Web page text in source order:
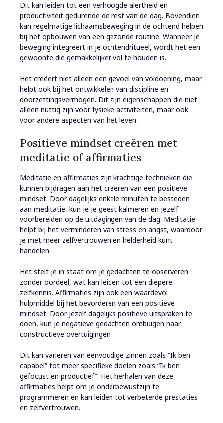
Dit kan leiden tot een verhoogde alertheid en
productiviteit gedurende de rest van de dag. Bovendien
kan regelmatige lichaamsbeweging in de ochtend helpen
bij het opbouwen van een gezonde routine. Wanneer je
beweging integreert in je ochtendritueel, wordt het een
gewoonte die gemakkelijker vol te houden is.
Het creëert niet alleen een gevoel van voldoening, maar
helpt ook bij het ontwikkelen van discipline en
doorzettingsvermogen. Dit zijn eigenschappen die niet
alleen nuttig zijn voor fysieke activiteiten, maar ook
voor andere aspecten van het leven.
Positieve mindset creëren met
meditatie of affirmaties
Meditatie en affirmaties zijn krachtige technieken die
kunnen bijdragen aan het creëren van een positieve
mindset. Door dagelijks enkele minuten te besteden
aan meditatie, kun je je geest kalmeren en jezelf
voorbereiden op de uitdagingen van de dag. Meditatie
helpt bij het verminderen van stress en angst, waardoor
je met meer zelfvertrouwen en helderheid kunt
handelen.
Het stelt je in staat om je gedachten te observeren
zonder oordeel, wat kan leiden tot een diepere
zelfkennis. Affirmaties zijn ook een waardevol
hulpmiddel bij het bevorderen van een positieve
mindset. Door jezelf dagelijks positieve uitspraken te
doen, kun je negatieve gedachten ombuigen naar
constructieve overtuigingen.
Dit kan variëren van eenvoudige zinnen zoals “Ik ben
capabel” tot meer specifieke doelen zoals “Ik ben
gefocust en productief”. Het herhalen van deze
affirmaties helpt om je onderbewustzijn te
programmeren en kan leiden tot verbeterde prestaties
en zelfvertrouwen.